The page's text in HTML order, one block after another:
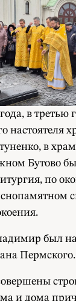
в третью
настоятеля
в
Бутово
по
был
Пермского.
и дома